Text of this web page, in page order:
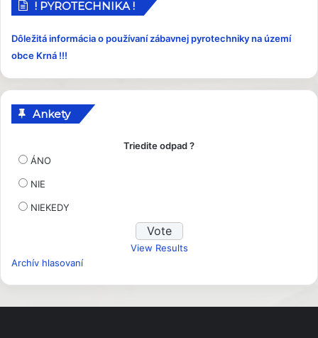
e
k
y
! PYROTECHNIKA !
Dôležitá informácia o používaní zábavnej pyrotechniky na území
obce Krná !!!
Ankety
Triedite odpad ?
ÁNO
NIE
NIEKEDY
View Results
Archív hlasovaní